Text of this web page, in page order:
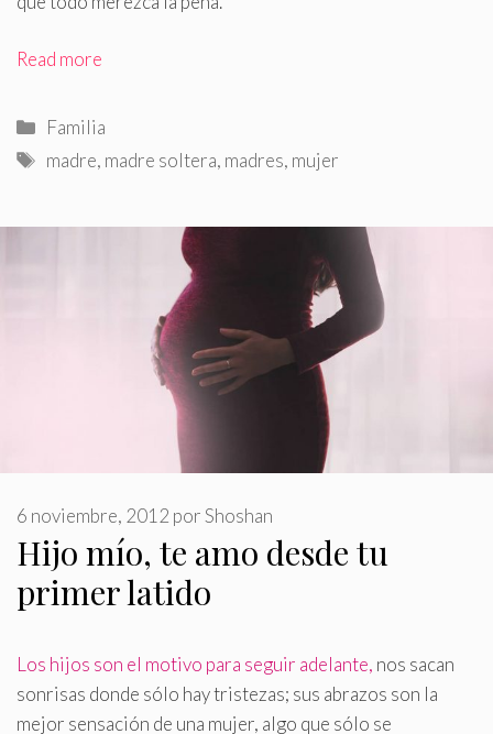
Read more
Categorías
Familia
Etiquetas
madre, madre soltera, madres, mujer
Hijo mío, te amo desde tu
primer latido
6 noviembre, 2012 porShoshan
Los hijos son el motivo para seguir adelante, nos sacan
sonrisas donde sólo hay tristezas; sus abrazos son la
mejor sensación de una mujer, algo que sólo se